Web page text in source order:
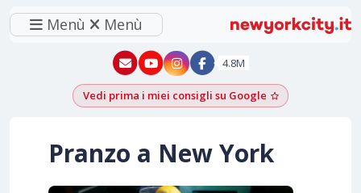
Menù Menù
New York - YouTube
New York - Instagram
4.8M
Vedi prima i miei consigli su Google Aggiungi
Pranzo a New York